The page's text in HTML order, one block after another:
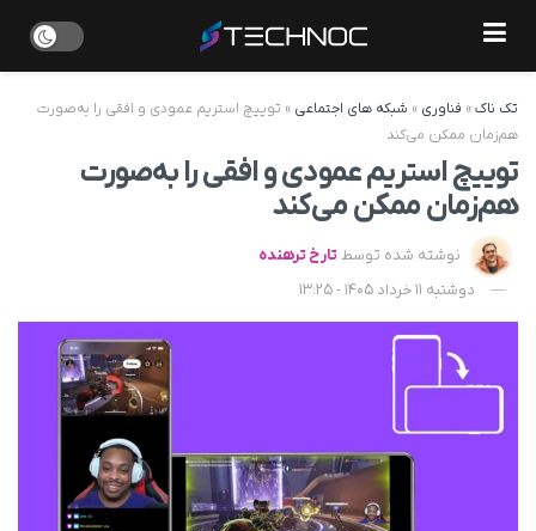
تک ناک» فناوری » شبکه های اجتماعی » توییچ استریم عمودی و افقی را به‌صورت
هم‌زمان ممکن می‌کند
توییچ استریم عمودی و افقی را به‌صورت
هم‌زمان ممکن می‌کند
نوشته شده توسط تارخ ترهنده
دوشنبه 11 خرداد 1405 - 13:25